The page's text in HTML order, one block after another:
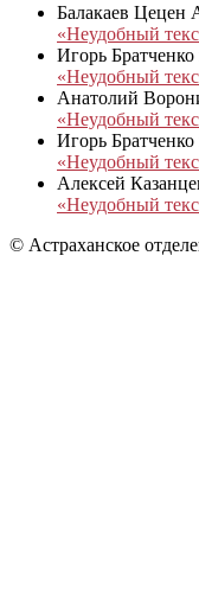
Балакаев Цецен
«Неудобный
Игорь Братченко
«Неудобный
Анатолий
«Неудобный
Игорь Братченко
«Неудобный
Алексей
«Неудобный
© Астраханское